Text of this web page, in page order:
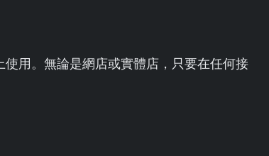
用。無論是網店或實體店，只要在任何接